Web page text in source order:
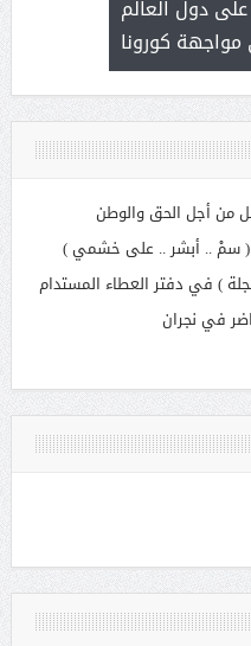
دول العالم
كورونا
من أجل الحق والوطن
: ( سمْ .. أبشر .. على خشمي )
) في دفتر العطاء المستدام
في نجران